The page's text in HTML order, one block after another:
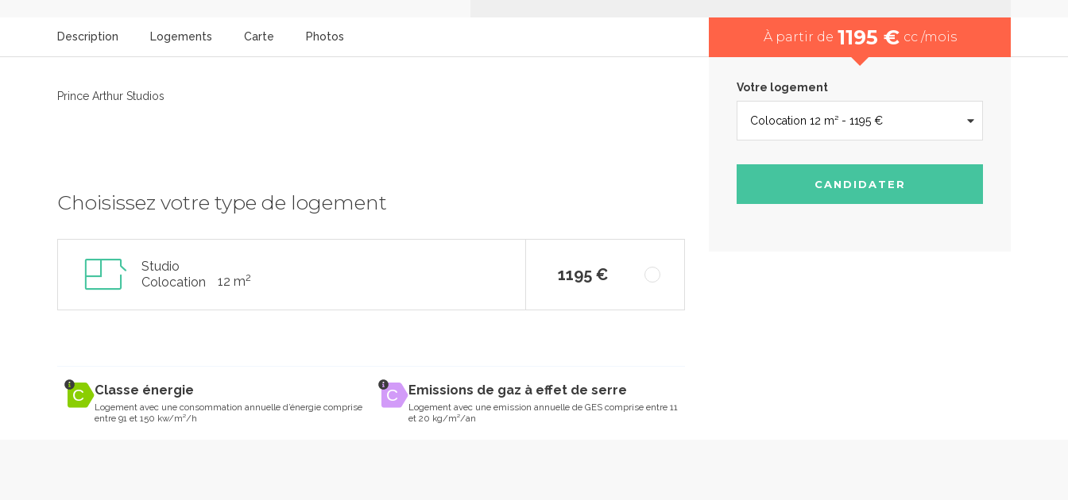
Description Logements Carte Photos
Prince Arthur Studios
Choisissez votre type de logement
Studio
Colocation
12 m2 1195 €
Classe énergie
Logement avec une consommation annuelle d’énergie comprise
entre 91 et 150 kw/m²/h
Emissions de gaz à effet de serre
Logement avec une emission annuelle de GES comprise entre 11
et 20 kg/m²/an
À partir de 1195 € cc /mois
Votre logement
CANDIDATER